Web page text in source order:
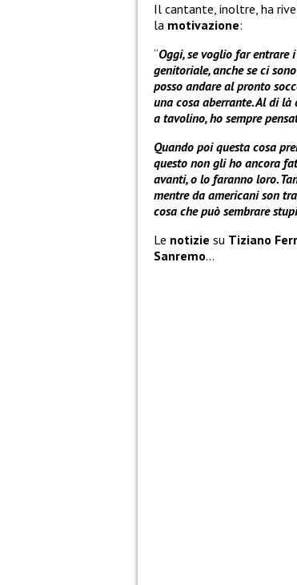
Il cantante, inoltre, ha
la motivazione:
“Oggi, se voglio far
genitoriale, anche se ci
posso andare al pronto
una cosa aberrante. Al di là
a tavolino, ho sempre
Quando poi questa cosa
questo non gli ho ancora
avanti, o lo faranno loro.
mentre da americani son
cosa che può sembrare
Le notizie su Tiziano
Sanremo…